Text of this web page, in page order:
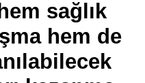
sağlık
hem de